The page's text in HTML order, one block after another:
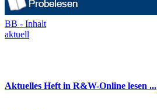
BB - Inhalt
aktuell
Aktuelles Heft in R&W-Online lesen ...